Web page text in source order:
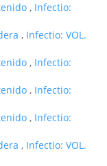
, Infectio:
, Infectio: VOL.
, Infectio:
, Infectio:
, Infectio:
, Infectio: VOL.